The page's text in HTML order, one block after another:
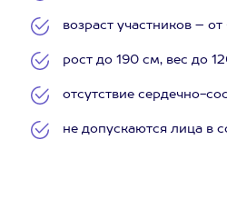
возраст участников –
рост до 190 см, вес до
отсутствие сердечно-
не допускаются лица в